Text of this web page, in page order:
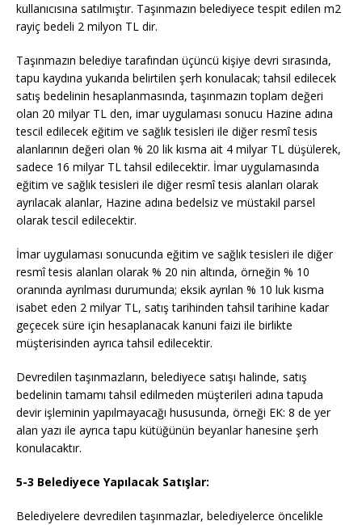
kullanıcısına satılmıştır. Taşınmazın belediyece tespit edilen m2
rayiç bedeli 2 milyon TL dir.
Taşınmazın belediye tarafından üçüncü kişiye devri sırasında,
tapu kaydına yukarıda belirtilen şerh konulacak; tahsil edilecek
satış bedelinin hesaplanmasında, taşınmazın toplam değeri
olan 20 milyar TL den, imar uygulaması sonucu Hazine adına
tescil edilecek eğitim ve sağlık tesisleri ile diğer resmî tesis
alanlarının değeri olan % 20 lik kısma ait 4 milyar TL düşülerek,
sadece 16 milyar TL tahsil edilecektir. İmar uygulamasında
eğitim ve sağlık tesisleri ile diğer resmî tesis alanları olarak
ayrılacak alanlar, Hazine adına bedelsiz ve müstakil parsel
olarak tescil edilecektir.
İmar uygulaması sonucunda eğitim ve sağlık tesisleri ile diğer
resmî tesis alanları olarak % 20 nin altında, örneğin % 10
oranında ayrılması durumunda; eksik ayrılan % 10 luk kısma
isabet eden 2 milyar TL, satış tarihinden tahsil tarihine kadar
geçecek süre için hesaplanacak kanuni faizi ile birlikte
müşterisinden ayrıca tahsil edilecektir.
Devredilen taşınmazların, belediyece satışı halinde, satış
bedelinin tamamı tahsil edilmeden müşterileri adına tapuda
devir işleminin yapılmayacağı hususunda, örneği EK: 8 de yer
alan yazı ile ayrıca tapu kütüğünün beyanlar hanesine şerh
konulacaktır.
5-3 Belediyece Yapılacak Satışlar:
Belediyelere devredilen taşınmazlar, belediyelerce öncelikle